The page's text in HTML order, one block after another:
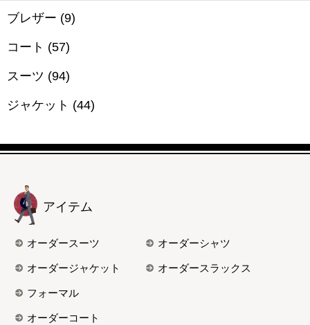
ブレザー (9)
コート (57)
スーツ (94)
ジャケット (44)
アイテム
オーダースーツ
オーダーシャツ
オーダージャケット
オーダースラックス
フォーマル
オーダーコート